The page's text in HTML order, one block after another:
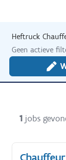
Heftruck
Geen actieve
1 jobs